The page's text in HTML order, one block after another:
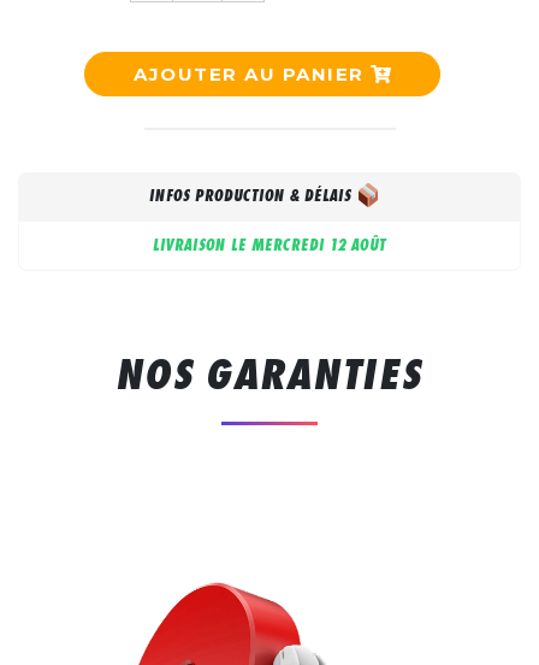
AJOUTER AU PANIER
INFOS PRODUCTION & DÉLAIS
LIVRAISON LE MERCREDI 12 AOÛT
NOS GARANTIES